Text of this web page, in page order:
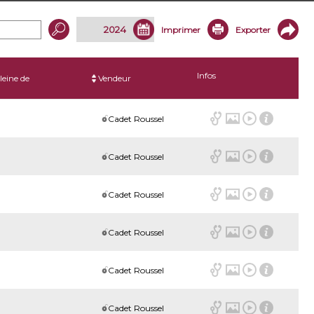
Imprimer Exporter
de Vendeur Infos
Cadet Roussel
Cadet Roussel
Cadet Roussel
Cadet Roussel
Cadet Roussel
Cadet Roussel